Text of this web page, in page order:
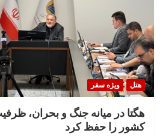
هتل ویژه سفر
هگتا در میانه جنگ و بحران،
کشور را حفظ کرد